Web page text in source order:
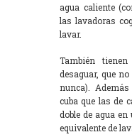
agua caliente
las lavadoras
lavar.
También
desaguar, que
nunca).
cuba que las de
doble de agua
equivalente de